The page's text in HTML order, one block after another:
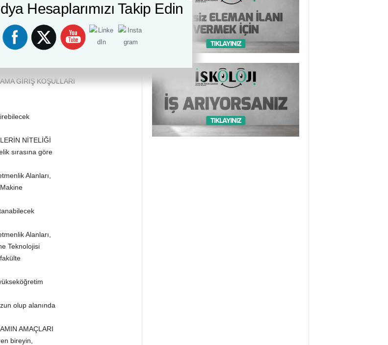
yayımlanan
4 referans
GİRİŞ KOŞULLARI
NİTELİĞİ
sırasına göre
Alanları,
Alanları,
Teknolojisi
olup alanında
AMAÇLARI
bireyin,
Hesaplarımızı Takip Edin